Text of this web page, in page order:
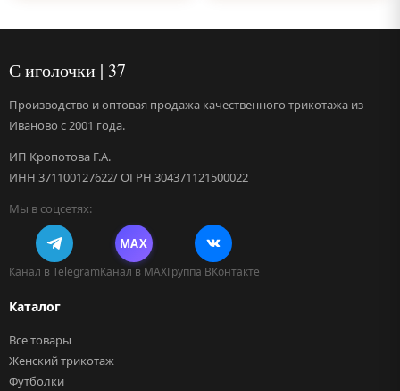
С иголочки | 37
Производство и оптовая продажа качественного трикотажа из
Иваново с 2001 года.
ИП Кропотова Г.А.
ИНН 371100127622/ ОГРН 304371121500022
Мы в соцсетях:
Канал в Telegram
MAX
Канал в MAXГруппа ВКонтакте
Каталог
Все товары
Женский трикотаж
Футболки